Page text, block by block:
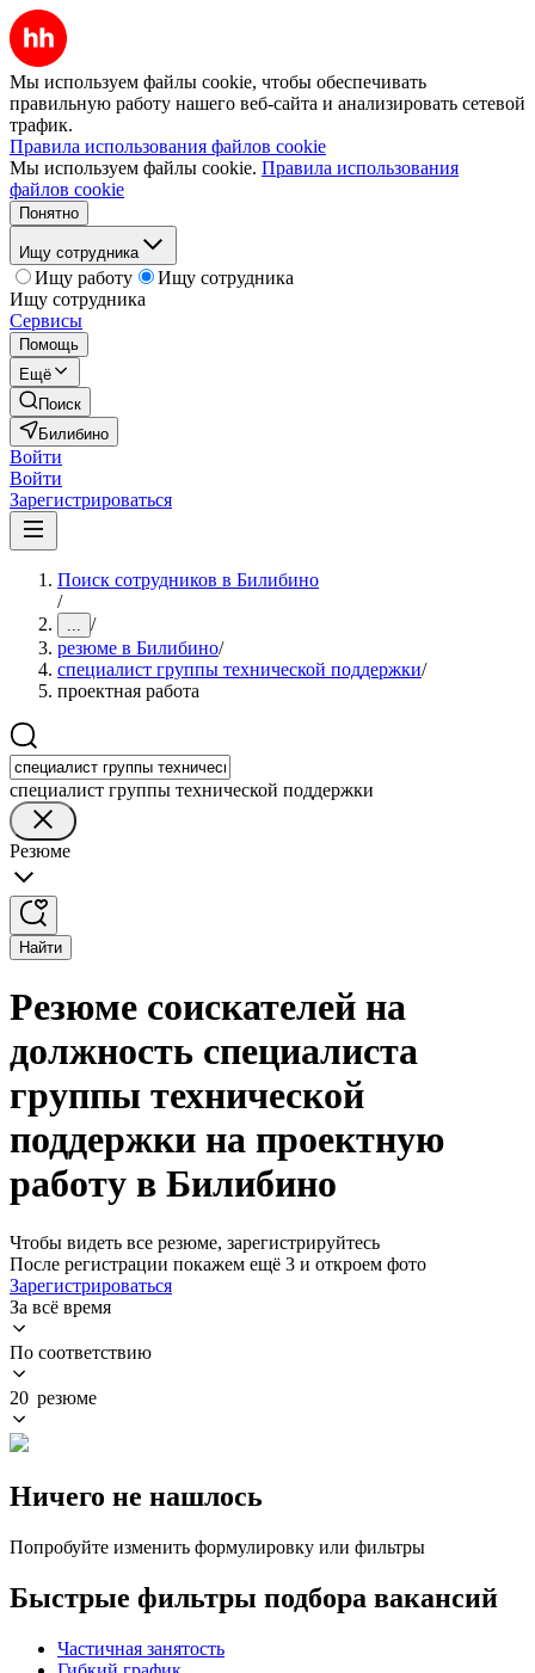
Мы используем файлы cookie, чтобы обеспечивать
правильную работу нашего веб-сайта и анализировать сетевой
трафик.
Правила использования файлов cookie
Мы используем файлы cookie. Правила использования
файлов cookie
Понятно
Ищу сотрудника
Ищу работу
Ищу сотрудника
Ищу сотрудника
Сервисы
Помощь
Ещё
Поиск
Билибино
Войти
Войти
Зарегистрироваться
Поиск сотрудников в Билибино
/
... /
резюме в Билибино/
специалист группы технической поддержки/
проектная работа
специалист группы технической поддержки
Резюме
Найти
Резюме соискателей на
должность специалиста
группы технической
поддержки на проектную
работу в Билибино
Чтобы видеть все резюме, зарегистрируйтесь
После регистрации покажем ещё 3 и откроем фото
Зарегистрироваться
За всё время
По соответствию
20 резюме
Ничего не нашлось
Попробуйте изменить формулировку или фильтры
Быстрые фильтры подбора вакансий
Частичная занятость